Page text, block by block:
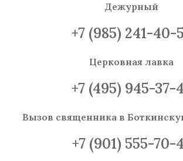
Дежурный
+7 (985) 241-40-
Церковная лавка
+7 (495) 945-37-
Вызов священника в
+7 (901) 555-70-